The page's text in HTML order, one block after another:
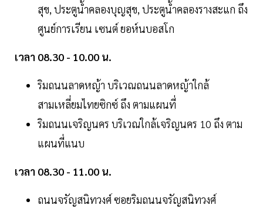
สุข, ประตูน้ำคลองบุญสุข, ประตูน้ำคลองรางสะแก ถึง
ศูนย์การเรียน เซนต์ ยอห์นบอสโก
เวลา 08.30 - 10.00 น.
ริมถนนลาดหญ้า บริเวณถนนลาดหญ้าใกล้
สามเหลี่ยมไทยซิกซ์ ถึง ตามแผนที่
ริมถนนเจริญนคร บริเวณใกล้เจริญนคร 10 ถึง ตาม
แผนที่แนบ
เวลา 08.30 - 11.00 น.
ถนนจรัญสนิทวงศ์ ซอยริมถนนจรัญสนิทวงศ์